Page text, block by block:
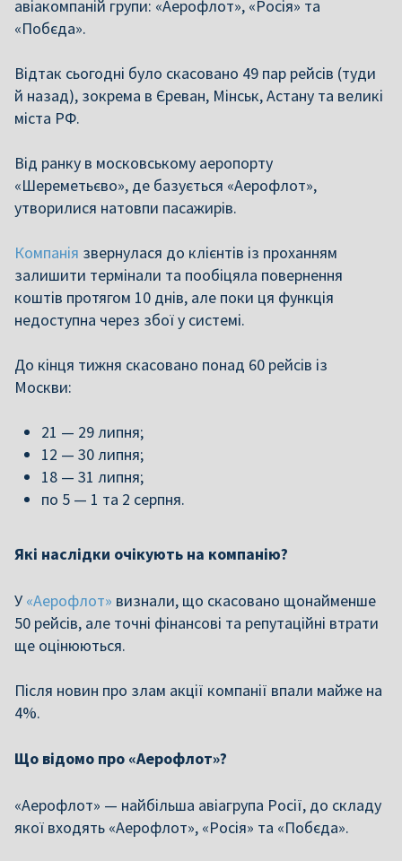
авіакомпаній групи: «Аерофлот», «Росія» та
«Побєда».
Відтак сьогодні було скасовано 49 пар рейсів (туди
й назад), зокрема в Єреван, Мінськ, Астану та великі
міста РФ.
Від ранку в московському аеропорту
«Шереметьєво», де базується «Аерофлот»,
утворилися натовпи пасажирів.
Компанія звернулася до клієнтів із проханням
залишити термінали та пообіцяла повернення
коштів протягом 10 днів, але поки ця функція
недоступна через збої у системі.
До кінця тижня скасовано понад 60 рейсів із
Москви:
21 — 29 липня;
12 — 30 липня;
18 — 31 липня;
по 5 — 1 та 2 серпня.
Які наслідки очікують на компанію?
У «Аерофлот» визнали, що скасовано щонайменше
50 рейсів, але точні фінансові та репутаційні втрати
ще оцінюються.
Після новин про злам акції компанії впали майже на
4%.
Що відомо про «Аерофлот»?
«Аерофлот» — найбільша авіагрупа Росії, до складу
якої входять «Аерофлот», «Росія» та «Побєда».